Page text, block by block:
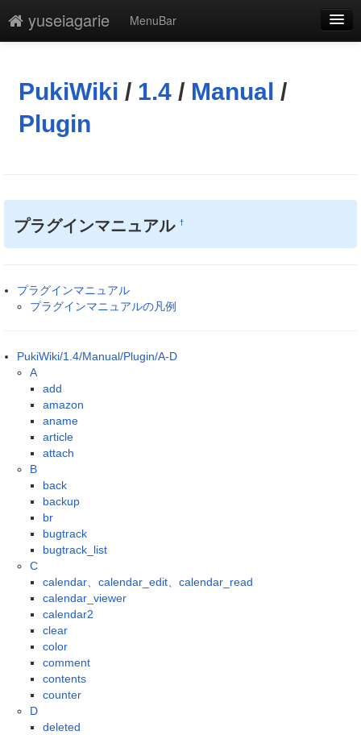
yuseiagarie
MenuBar
添付
凍結解除
一覧
単語検索
PukiWiki / 1.4 / Manual /
Plugin
プラグインマニュアル†
プラグインマニュアル
プラグインマニュアルの凡例
PukiWiki/1.4/Manual/Plugin/A-D
A
add
amazon
aname
article
attach
B
back
backup
br
bugtrack
bugtrack_list
C
calendar、calendar_edit、calendar_read
calendar_viewer
calendar2
clear
color
comment
contents
counter
D
deleted